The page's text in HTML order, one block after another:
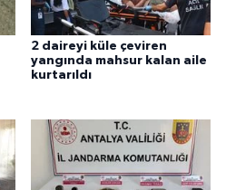
2 daireyi küle çeviren
yangında mahsur kalan aile
kurtarıldı